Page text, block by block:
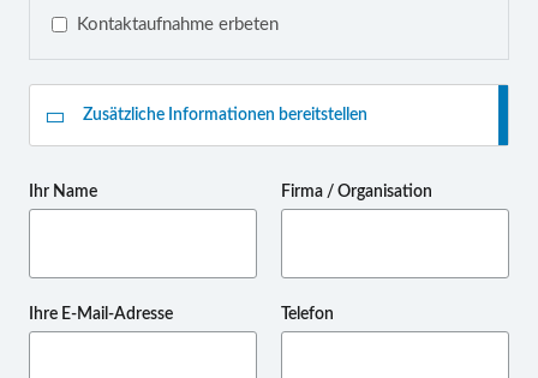
Kontaktaufnahme erbeten
Zusätzliche Informationen bereitstellen
Ihr Name Firma / Organisation
Ihre E-Mail-Adresse Telefon